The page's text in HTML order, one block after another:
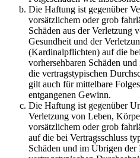
Die Haftung ist gegenüber
vorsätzlichem oder grob
Schäden aus der Verletzung
Gesundheit und der
(Kardinalpflichten) auf die
vorhersehbaren Schäden
die vertragstypischen
gilt auch für mittelbare
entgangenen Gewinn.
Die Haftung ist gegenüber
Verletzung von Leben,
vorsätzlichem oder grob
auf die bei Vertragsschluss
Schäden und im Übrigen der